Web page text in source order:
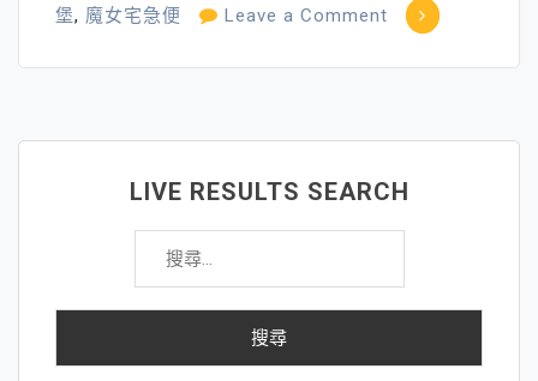
堡, 魔女宅急便 Leave a Comment on
隱
女」
～
我
LIVE RESULTS SEARCH
搜
關